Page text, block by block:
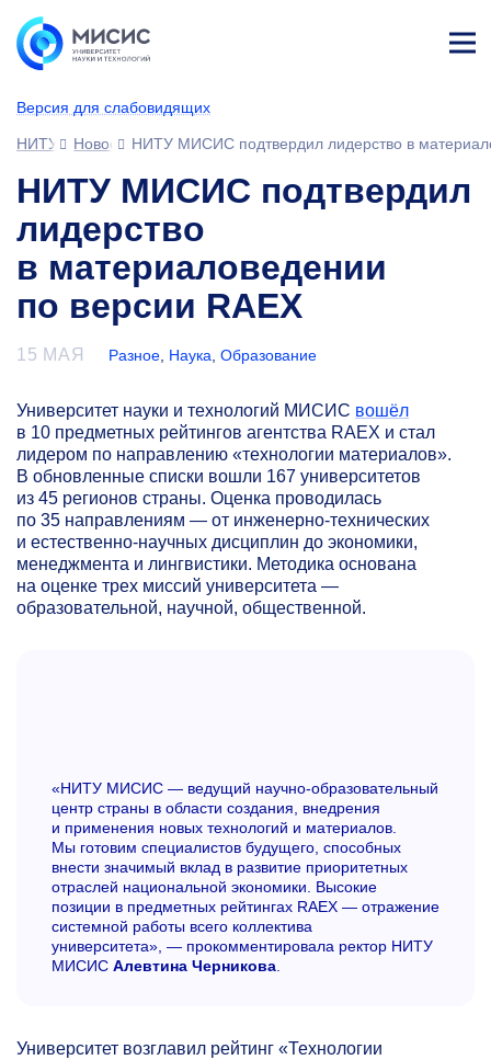
Версия для слабовидящих
ине
НИТУ МИСИС
НовостиНИТУ МИСИС подтвердил лидерство в
НИТУ МИСИС подтвердил
лидерство
в материаловедении
по версии RAEX
15 МАЯ Разное, Наука Образование
Университет науки и технологий МИСИС вошёл
в 10 предметных рейтингов агентства RAEX и стал
лидером по направлению «технологии материалов».
В обновленные списки вошли 167 университетов
из 45 регионов страны. Оценка проводилась
по 35 направлениям — от инженерно-технических
и естественно-научных дисциплин до экономики,
менеджмента и лингвистики. Методика основана
на оценке трех миссий университета —
образовательной, научной, общественной.
«НИТУ МИСИС — ведущий научно-образовательный
центр страны в области создания, внедрения
и применения новых технологий и материалов.
Мы готовим специалистов будущего, способных
внести значимый вклад в развитие приоритетных
отраслей национальной экономики. Высокие
позиции в предметных рейтингах RAEX — отражение
системной работы всего коллектива
университета», — прокомментировала ректор НИТУ
МИСИС Алевтина Черникова
Университет возглавил рейтинг «Технологии